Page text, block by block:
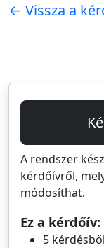
← Vissza a
A rendszer
kérdőívről,
módosíthat.
Ez a kérdőív:
5